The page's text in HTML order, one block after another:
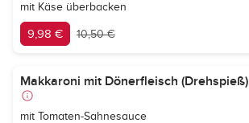
mit Käse überbacken
9,98 € 10,50 €
Makkaroni mit Dönerfleisch (Drehspieß)
mit Tomaten-Sahnesauce